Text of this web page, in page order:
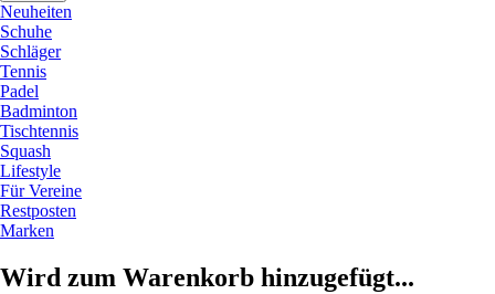
Neuheiten
Schuhe
Schläger
Tennis
Padel
Badminton
Tischtennis
Squash
Lifestyle
Für Vereine
Restposten
Marken
Wird zum Warenkorb hinzugefügt...